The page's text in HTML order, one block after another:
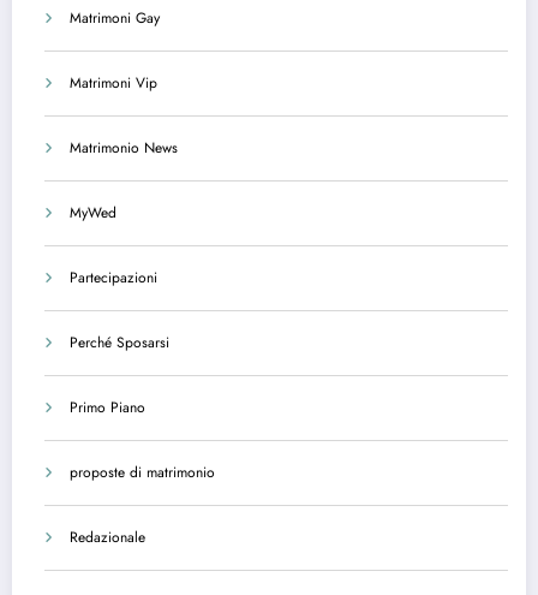
Matrimoni Gay
Matrimoni Vip
Matrimonio News
MyWed
Partecipazioni
Perché Sposarsi
Primo Piano
proposte di matrimonio
Redazionale